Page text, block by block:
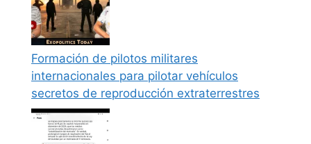
Formación de pilotos militares
internacionales para pilotar vehículos
secretos de reproducción extraterrestres